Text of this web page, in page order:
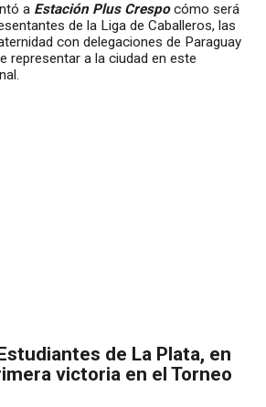
a Estación Plus Crespocómo será
de la Liga de Caballeros, las
con delegaciones de Paraguay
representar a la ciudad en este
de La Plata, en
victoria en el Torneo